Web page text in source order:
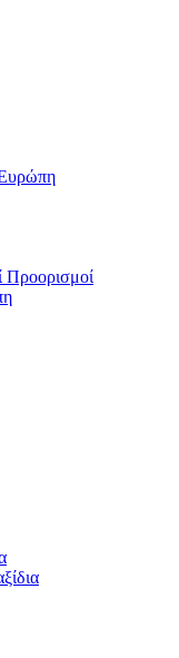
Προορισμοί